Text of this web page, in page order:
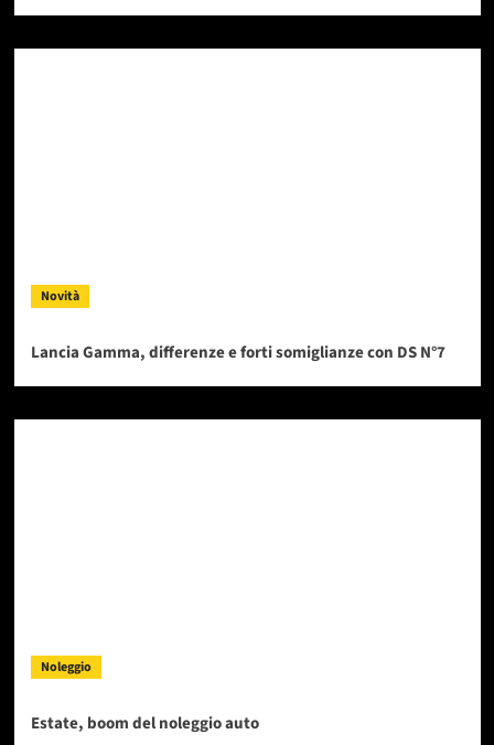
Novità
Lancia Gamma, differenze e forti somiglianze con DS N°7
Noleggio
Estate, boom del noleggio auto